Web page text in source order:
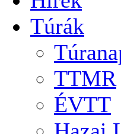
Túrák
TTMR
ÉVTT